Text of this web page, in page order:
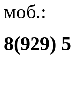
моб.:
8(929)